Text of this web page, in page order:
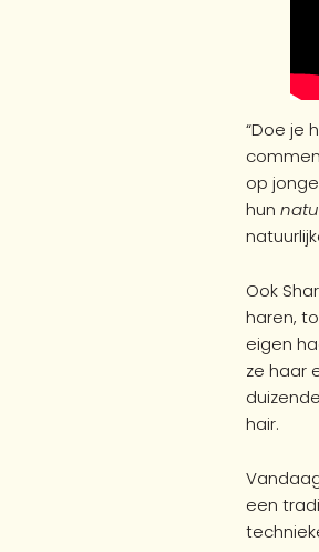
“Doe je
op
hun
Ook
haren,
eigen
ze haar
hair.
een